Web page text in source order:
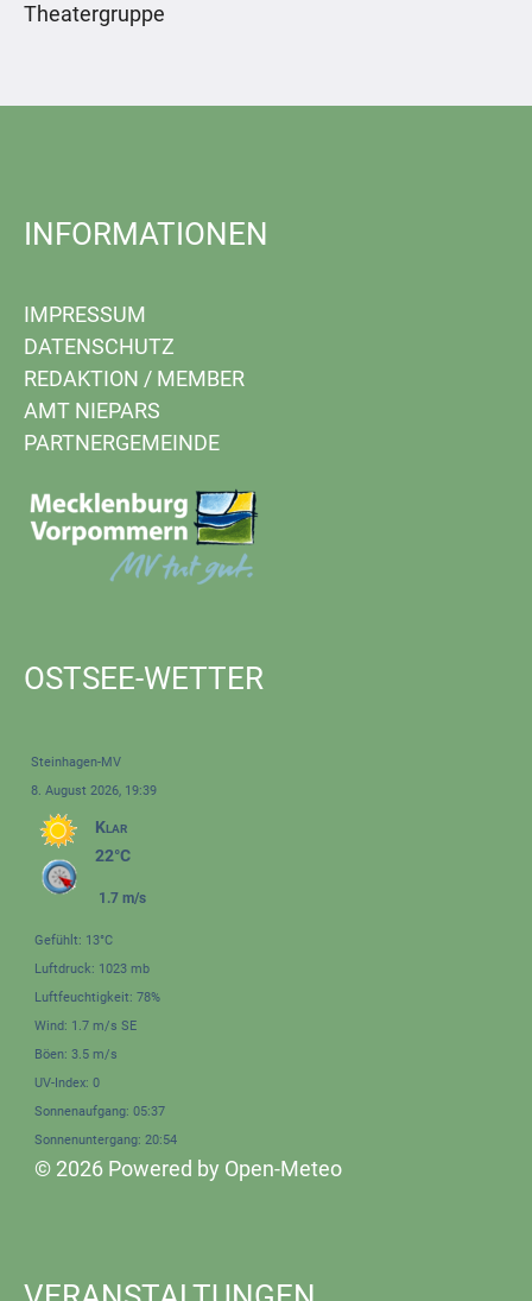
Theatergruppe
INFORMATIONEN
IMPRESSUM
DATENSCHUTZ
REDAKTION / MEMBER
AMT NIEPARS
PARTNERGEMEINDE
OSTSEE-WETTER
Steinhagen-MV
8. August 2026, 19:39
Klar
22°C
1.7 m/s
Gefühlt: 13°C
Luftdruck: 1023 mb
Luftfeuchtigkeit: 78%
Wind: 1.7 m/s SE
Böen: 3.5 m/s
UV-Index: 0
Sonnenaufgang: 05:37
Sonnenuntergang: 20:54
© 2026 Powered by Open-Meteo